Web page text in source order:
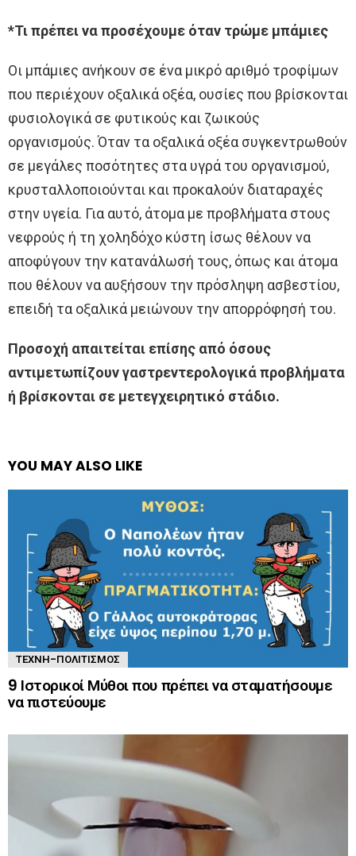
*Τι πρέπει να προσέχουμε όταν τρώμε μπάμιες
Οι μπάμιες ανήκουν σε ένα μικρό αριθμό τροφίμων
που περιέχουν οξαλικά οξέα, ουσίες που βρίσκονται
φυσιολογικά σε φυτικούς και ζωικούς
οργανισμούς. Όταν τα οξαλικά οξέα συγκεντρωθούν
σε μεγάλες ποσότητες στα υγρά του οργανισμού,
κρυσταλλοποιούνται και προκαλούν διαταραχές
στην υγεία. Για αυτό, άτομα με προβλήματα στους
νεφρούς ή τη χοληδόχο κύστη ίσως θέλουν να
αποφύγουν την κατανάλωσή τους, όπως και άτομα
που θέλουν να αυξήσουν την πρόσληψη ασβεστίου,
επειδή τα οξαλικά μειώνουν την απορρόφησή του.
Προσοχή απαιτείται επίσης από όσους
αντιμετωπίζουν γαστρεντερολογικά προβλήματα
ή βρίσκονται σε μετεγχειρητικό στάδιο.
YOU MAY ALSO LIKE
ΤΈΧΝΗ-ΠΟΛΙΤΙΣΜΌΣ
9 Ιστορικοί Μύθοι που πρέπει να σταματήσουμε
να πιστεύουμε